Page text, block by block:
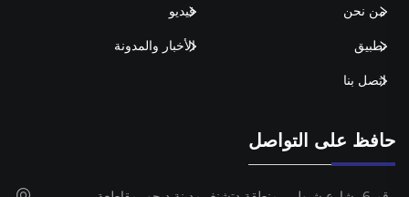
من نحن فيديو
تطبيق الأخبار والمدونة
اتصل بنا
حافظ على التواصل